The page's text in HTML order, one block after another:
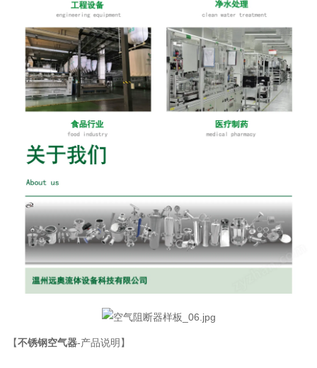
【不锈钢空气器-产品说明】